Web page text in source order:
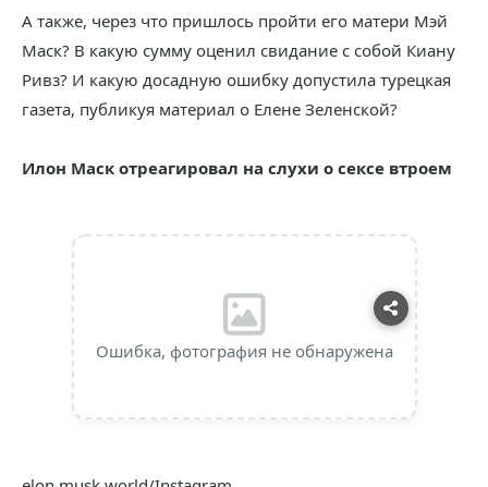
А также, через что пришлось пройти его матери Мэй
Маск? В какую сумму оценил свидание с собой Киану
Ривз? И какую досадную ошибку допустила турецкая
газета, публикуя материал о Елене Зеленской?
Илон Маск отреагировал на слухи о сексе втроем
Ошибка, фотография не обнаружена